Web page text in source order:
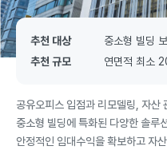
공유오피스 입점과 리모델링, 자산
중소형 빌딩에 특화된 다양한 솔루
안정적인 임대수익을 확보하고 자
추천 대상
중소형 빌딩
추천 규모
연면적 최소